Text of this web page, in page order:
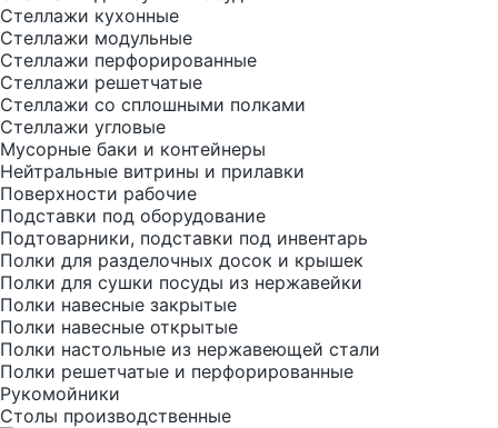
Стеллажи кухонные
Стеллажи модульные
Стеллажи перфорированные
Стеллажи решетчатые
Стеллажи со сплошными полками
Стеллажи угловые
Мусорные баки и контейнеры
Нейтральные витрины и прилавки
Поверхности рабочие
Подставки под оборудование
Подтоварники, подставки под инвентарь
Полки для разделочных досок и крышек
Полки для сушки посуды из нержавейки
Полки навесные закрытые
Полки навесные открытые
Полки настольные из нержавеющей стали
Полки решетчатые и перфорированные
Рукомойники
Столы производственные